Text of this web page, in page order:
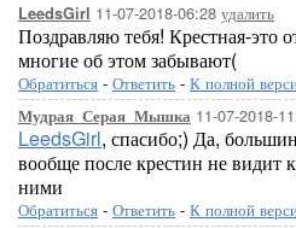
LeedsGirl 11-07-2018-06:28 удалить
Поздравляю тебя! Крестная-это
многие об этом забывают(
Обратиться - Ответить - К полной
Мудрая_Серая_Мышка 11-07-2018-
LeedsGirl, спасибо;) Да,
вообще после крестин не видит
ними
Обратиться - Ответить - К полной